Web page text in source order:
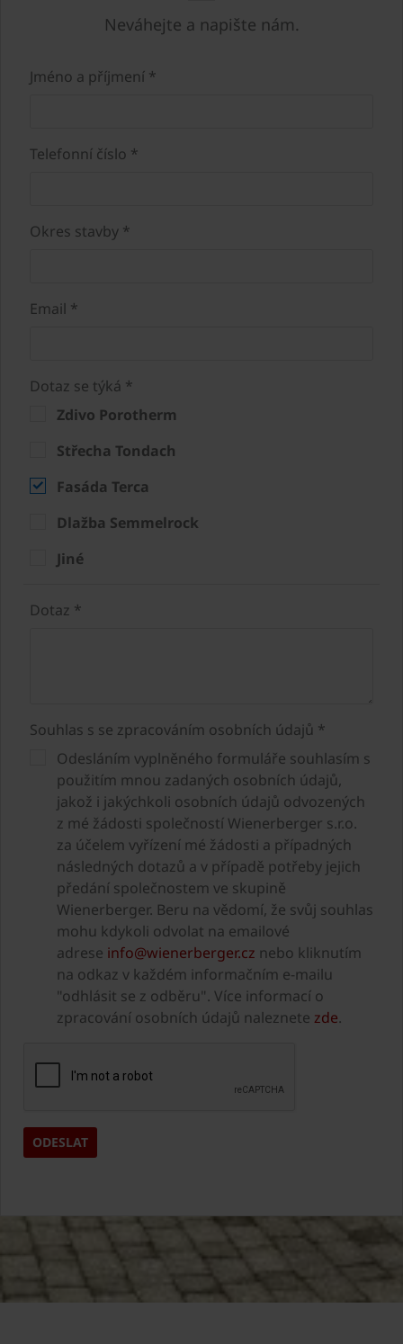
Neváhejte a napište nám.
Jméno a příjmení *
Telefonní číslo *
Okres stavby *
Email *
Dotaz se týká *
Zdivo Porotherm
Střecha Tondach
Fasáda Terca
Dlažba Semmelrock
Jiné
Dotaz *
Souhlas s se zpracováním osobních údajů *
Odesláním vyplněného formuláře souhlasím s
použitím mnou zadaných osobních údajů,
jakož i jakýchkoli osobních údajů odvozených
z mé žádosti společností Wienerberger s.r.o.
za účelem vyřízení mé žádosti a případných
následných dotazů a v případě potřeby jejich
předání společnostem ve skupině
Wienerberger. Beru na vědomí, že svůj souhlas
mohu kdykoli odvolat na emailové
adrese info@wienerberger.cz nebo kliknutím
na odkaz v každém informačním e-mailu
"odhlásit se z odběru". Více informací o
zpracování osobních údajů naleznete zde.